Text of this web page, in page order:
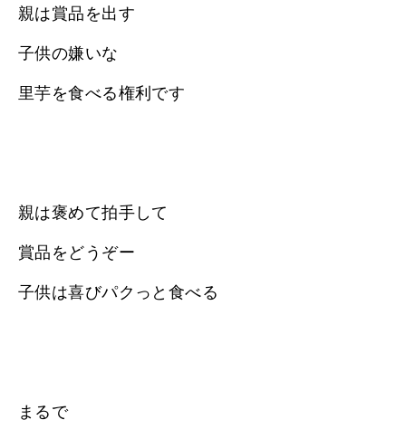
親は賞品を出す
子供の嫌いな
里芋を食べる権利です
親は褒めて拍手して
賞品をどうぞー
子供は喜びパクっと食べる
まるで